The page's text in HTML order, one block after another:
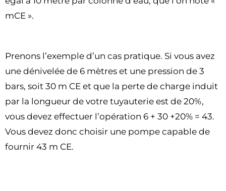
mCE ».
Prenons l’exemple d’un cas pratique. Si vous avez
une dénivelée de 6 mètres et une pression de 3
bars, soit 30 m CE et que la perte de charge induit
par la longueur de votre tuyauterie est de 20%,
vous devez effectuer l’opération 6 + 30 +20% = 43.
Vous devez donc choisir une pompe capable de
fournir 43 m CE.